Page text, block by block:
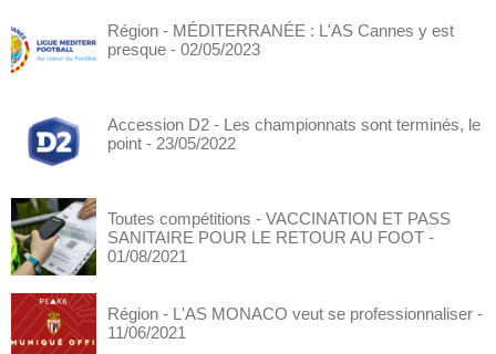
Région - MÉDITERRANÉE : L'AS Cannes y est
presque - 02/05/2023
Accession D2 - Les championnats sont terminés, le
point - 23/05/2022
Toutes compétitions - VACCINATION ET PASS
SANITAIRE POUR LE RETOUR AU FOOT -
01/08/2021
Région - L'AS MONACO veut se professionnaliser -
11/06/2021